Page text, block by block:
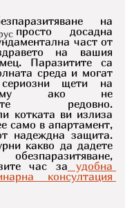
на
досадна
част от
на вашия
Паразитите са
среда и могат
щети на
му ако не
редовно.
котката ви излиза
само в апартамент,
надеждна защита.
какво да дадете
час за удобна
консултация